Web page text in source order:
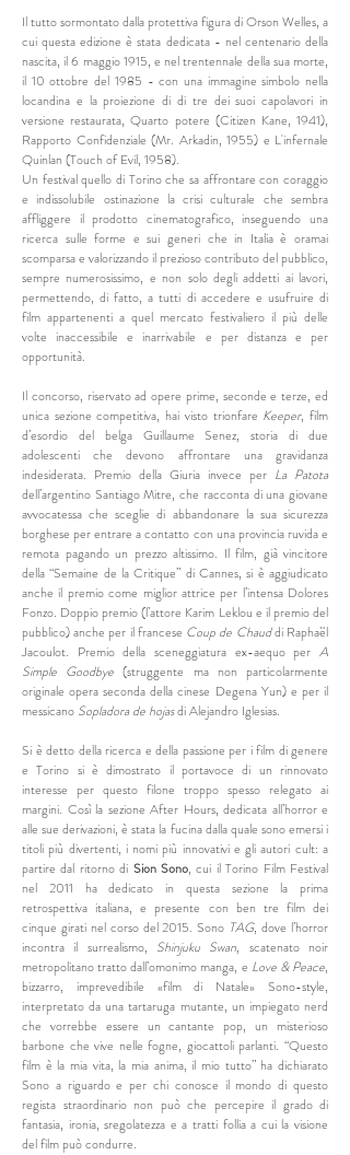
Il tutto sormontato dalla protettiva figura di Orson Welles, a
cui questa edizione è stata dedicata - nel centenario della
nascita, il 6 maggio 1915, e nel trentennale della sua morte,
il 10 ottobre del 1985 - con una immagine simbolo nella
locandina e la proiezione di di tre dei suoi capolavori in
versione restaurata, Quarto potere (Citizen Kane, 1941),
Rapporto Confidenziale (Mr. Arkadin, 1955) e L'infernale
Quinlan (Touch of Evil, 1958).
Un festival quello di Torino che sa affrontare con coraggio
e indissolubile ostinazione la crisi culturale che sembra
affliggere il prodotto cinematografico, inseguendo una
ricerca sulle forme e sui generi che in Italia è oramai
scomparsa e valorizzando il prezioso contributo del pubblico,
sempre numerosissimo, e non solo degli addetti ai lavori,
permettendo, di fatto, a tutti di accedere e usufruire di
film appartenenti a quel mercato festivaliero il più delle
volte inaccessibile e inarrivabile e per distanza e per
opportunità.
Il concorso, riservato ad opere prime, seconde e terze, ed
unica sezione competitiva, hai visto trionfare Keeper, film
d’esordio del belga Guillaume Senez, storia di due
adolescenti che devono affrontare una gravidanza
indesiderata. Premio della Giuria invece per La Patota
dell’argentino Santiago Mitre, che racconta di una giovane
avvocatessa che sceglie di abbandonare la sua sicurezza
borghese per entrare a contatto con una provincia ruvida e
remota pagando un prezzo altissimo. Il film, già vincitore
della “Semaine de la Critique” di Cannes, si è aggiudicato
anche il premio come miglior attrice per l’intensa Dolores
Fonzo. Doppio premio (l’attore Karim Leklou e il premio del
pubblico) anche per il francese Coup de Chauddi Raphaël
Jacoulot. Premio della sceneggiatura ex-aequo per A
Simple Goodbye (struggente ma non particolarmente
originale opera seconda della cinese Degena Yun) e per il
messicano Sopladora de hojasdi Alejandro Iglesias.
Si è detto della ricerca e della passione per i film di genere
e Torino si è dimostrato il portavoce di un rinnovato
interesse per questo filone troppo spesso relegato ai
margini. Così la sezione After Hours, dedicata all’horror e
alle sue derivazioni, è stata la fucina dalla quale sono emersi i
titoli più divertenti, i nomi più innovativi e gli autori cult: a
partire dal ritorno di Sion Sono, cui il Torino Film Festival
nel 2011 ha dedicato in questa sezione la prima
retrospettiva italiana, e presente con ben tre film dei
cinque girati nel corso del 2015. Sono TAG, dove l’horror
incontra il surrealismo, Shinjuku Swan, scatenato noir
metropolitano tratto dall’omonimo manga, e Love & Peace,
bizzarro, imprevedibile «film di Natale» Sono-style,
interpretato da una tartaruga mutante, un impiegato nerd
che vorrebbe essere un cantante pop, un misterioso
barbone che vive nelle fogne, giocattoli parlanti. “Questo
film è la mia vita, la mia anima, il mio tutto” ha dichiarato
Sono a riguardo e per chi conosce il mondo di questo
regista straordinario non può che percepire il grado di
fantasia, ironia, sregolatezza e a tratti follia a cui la visione
del film può condurre.